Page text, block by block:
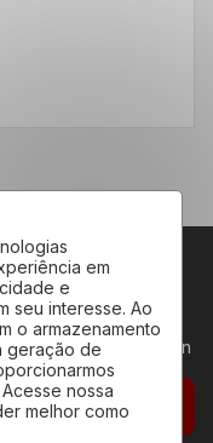
em
e
seu interesse. Ao
o armazenamento
geração de
nossa
melhor como
da Redeplan
CADASTRAR